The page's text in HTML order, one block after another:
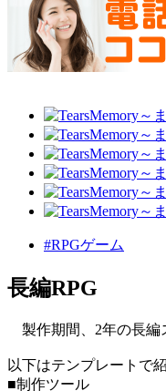
#RPGゲーム
長編RPG
製作期間、2年の長編
以下はテンプレートで
■制作ツール